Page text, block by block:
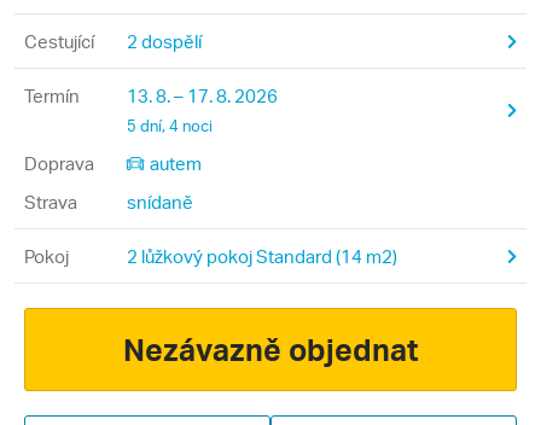
Cestující 2 dospělí
Termín 13. 8. – 17. 8. 2026
5 dní, 4 noci
Doprava
autem
Strava
snídaně
Pokoj 2 lůžkový pokoj Standard (14 m2)
Nezávazně objednat